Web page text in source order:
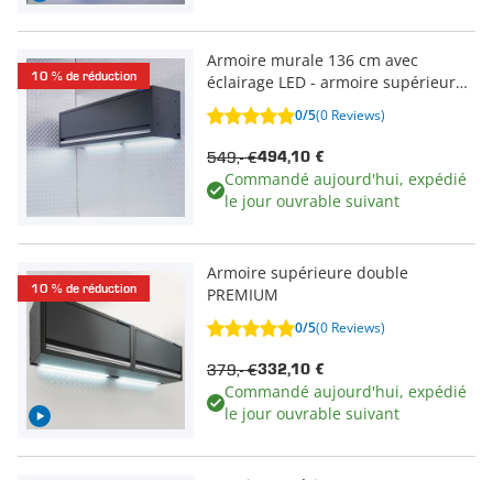
10 % de réduction
Armoire murale 136 cm avec
éclairage LED - armoire supérieure
large pour atelier
0/5(0 Reviews)
494,10 €
549,- €
Commandé aujourd'hui, expédié
le jour ouvrable suivant
10 % de réduction
Armoire supérieure double
PREMIUM
0/5(0 Reviews)
332,10 €
379,- €
Commandé aujourd'hui, expédié
le jour ouvrable suivant